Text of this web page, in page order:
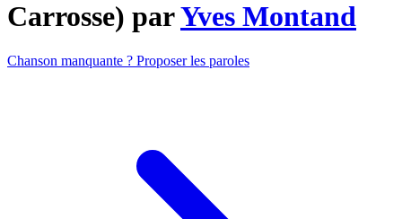
Carrosse) parYves Montand
Chanson manquante ? Proposer les paroles